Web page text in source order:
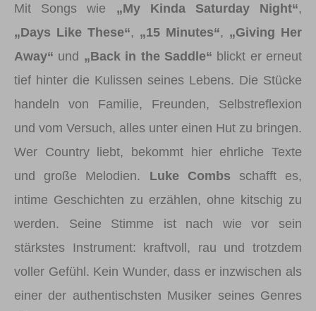
Mit Songs wie „My Kinda Saturday Night“,
„Days Like These“, „15 Minutes“, „Giving Her
Away“ und „Back in the Saddle“ blickt er erneut
tief hinter die Kulissen seines Lebens. Die Stücke
handeln von Familie, Freunden, Selbstreflexion
und vom Versuch, alles unter einen Hut zu bringen.
Wer Country liebt, bekommt hier ehrliche Texte
und große Melodien. Luke Combs schafft es,
intime Geschichten zu erzählen, ohne kitschig zu
werden. Seine Stimme ist nach wie vor sein
stärkstes Instrument: kraftvoll, rau und trotzdem
voller Gefühl. Kein Wunder, dass er inzwischen als
einer der authentischsten Musiker seines Genres